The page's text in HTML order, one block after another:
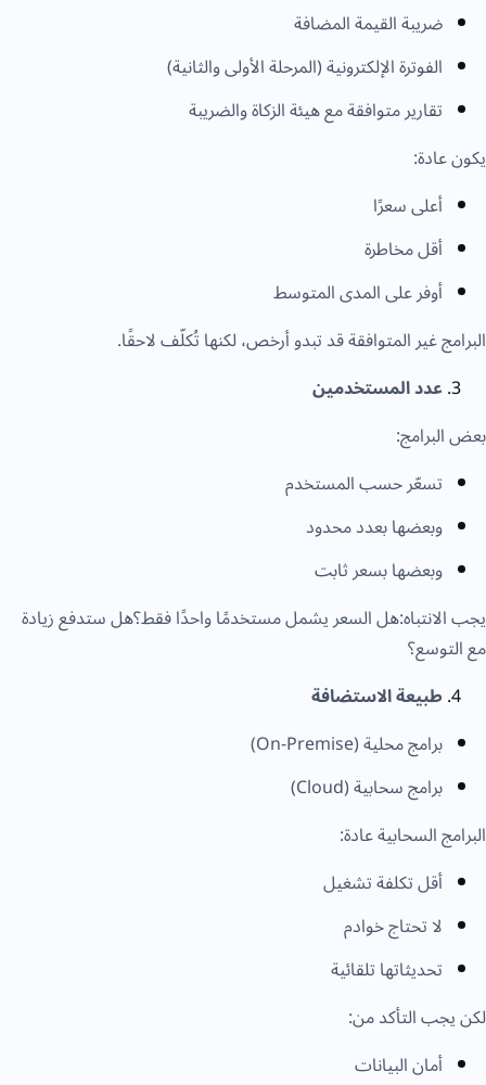
ضريبة القيمة المضافة
الفوترة الإلكترونية (المرحلة الأولى والثانية)
تقارير متوافقة مع هيئة الزكاة والضريبة
يكون عادة:
أعلى سعرًا
أقل مخاطرة
أوفر على المدى المتوسط
البرامج غير المتوافقة قد تبدو أرخص، لكنها تُكلّف لاحقًا.
عدد المستخدمين
بعض البرامج:
تسعّر حسب المستخدم
وبعضها بعدد محدود
وبعضها بسعر ثابت
يجب الانتباه:هل السعر يشمل مستخدمًا واحدًا فقط؟هل ستدفع زيادة
مع التوسع؟
طبيعة الاستضافة
برامج محلية (On-Premise)
برامج سحابية (Cloud)
البرامج السحابية عادة:
أقل تكلفة تشغيل
لا تحتاج خوادم
تحديثاتها تلقائية
لكن يجب التأكد من:
أمان البيانات